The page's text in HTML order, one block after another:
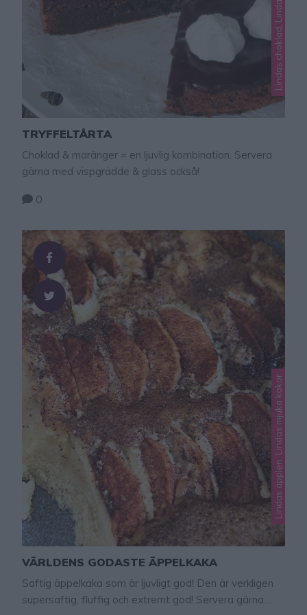
TRYFFELTÅRTA
Choklad & maränger = en ljuvlig kombination. Servera
gärna med vispgrädde & glass också!
0
Lindas äpplen, Lindas mjuka kakor
VÄRLDENS GODASTE ÄPPELKAKA
Saftig äppelkaka som är ljuvligt god! Den är verkligen
supersaftig, fluffig och extremt god! Servera gärna